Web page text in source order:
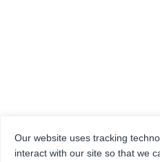
Our website uses tracking
interact with our site so that we